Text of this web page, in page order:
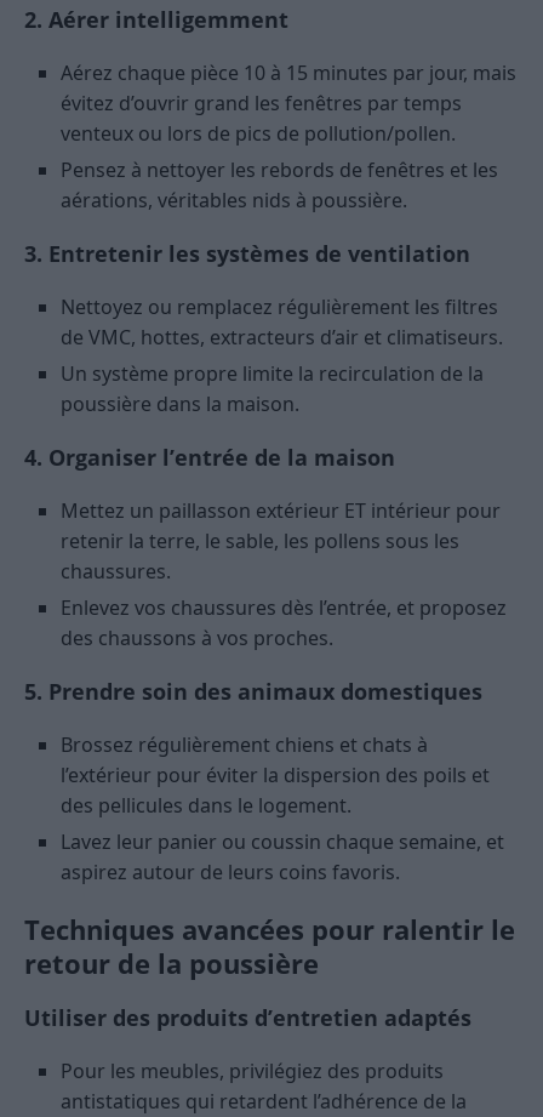
2. Aérer intelligemment
Aérez chaque pièce 10 à 15 minutes par jour, mais
évitez d’ouvrir grand les fenêtres par temps
venteux ou lors de pics de pollution/pollen.
Pensez à nettoyer les rebords de fenêtres et les
aérations, véritables nids à poussière.
3. Entretenir les systèmes de ventilation
Nettoyez ou remplacez régulièrement les filtres
de VMC, hottes, extracteurs d’air et climatiseurs.
Un système propre limite la recirculation de la
poussière dans la maison.
4. Organiser l’entrée de la maison
Mettez un paillasson extérieur ET intérieur pour
retenir la terre, le sable, les pollens sous les
chaussures.
Enlevez vos chaussures dès l’entrée, et proposez
des chaussons à vos proches.
5. Prendre soin des animaux domestiques
Brossez régulièrement chiens et chats à
l’extérieur pour éviter la dispersion des poils et
des pellicules dans le logement.
Lavez leur panier ou coussin chaque semaine, et
aspirez autour de leurs coins favoris.
Techniques avancées pour ralentir le
retour de la poussière
Utiliser des produits d’entretien adaptés
Pour les meubles, privilégiez des produits
antistatiques qui retardent l’adhérence de la